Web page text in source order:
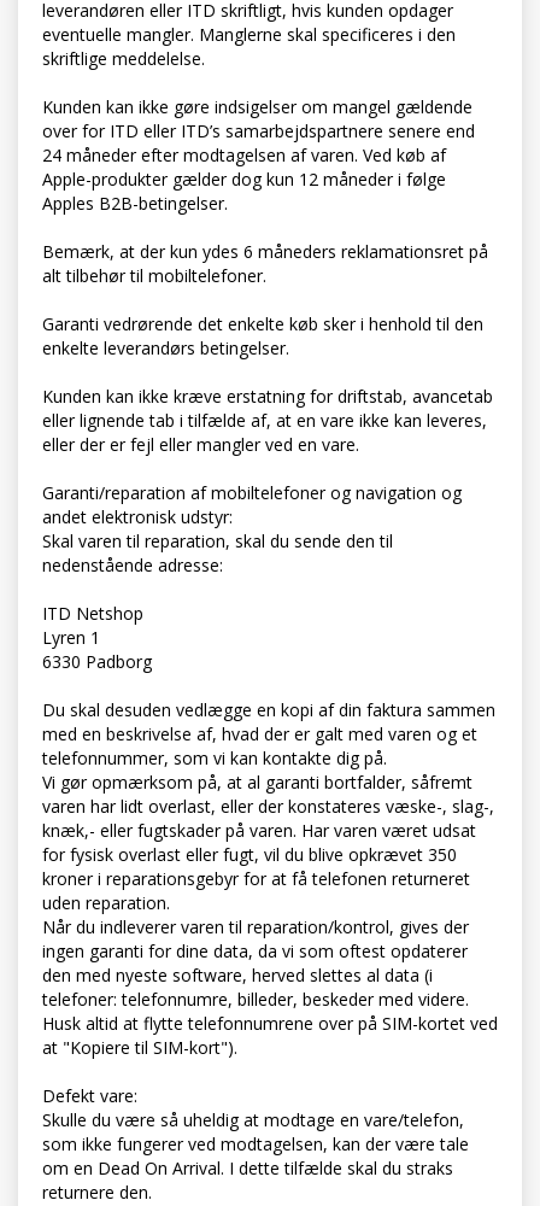
leverandøren eller ITD skriftligt, hvis kunden opdager
eventuelle mangler. Manglerne skal specificeres i den
skriftlige meddelelse.
Kunden kan ikke gøre indsigelser om mangel gældende
over for ITD eller ITD’s samarbejdspartnere senere end
24 måneder efter modtagelsen af varen. Ved køb af
Apple-produkter gælder dog kun 12 måneder i følge
Apples B2B-betingelser.
Bemærk, at der kun ydes 6 måneders reklamationsret på
alt tilbehør til mobiltelefoner.
Garanti vedrørende det enkelte køb sker i henhold til den
enkelte leverandørs betingelser.
Kunden kan ikke kræve erstatning for driftstab, avancetab
eller lignende tab i tilfælde af, at en vare ikke kan leveres,
eller der er fejl eller mangler ved en vare.
Garanti/reparation af mobiltelefoner og navigation og
andet elektronisk udstyr:
Skal varen til reparation, skal du sende den til
nedenstående adresse:
ITD Netshop
Lyren 1
6330 Padborg
Du skal desuden vedlægge en kopi af din faktura sammen
med en beskrivelse af, hvad der er galt med varen og et
telefonnummer, som vi kan kontakte dig på.
Vi gør opmærksom på, at al garanti bortfalder, såfremt
varen har lidt overlast, eller der konstateres væske-, slag-,
knæk,- eller fugtskader på varen. Har varen været udsat
for fysisk overlast eller fugt, vil du blive opkrævet 350
kroner i reparationsgebyr for at få telefonen returneret
uden reparation.
Når du indleverer varen til reparation/kontrol, gives der
ingen garanti for dine data, da vi som oftest opdaterer
den med nyeste software, herved slettes al data (i
telefoner: telefonnumre, billeder, beskeder med videre.
Husk altid at flytte telefonnumrene over på SIM-kortet ved
at "Kopiere til SIM-kort").
Defekt vare:
Skulle du være så uheldig at modtage en vare/telefon,
som ikke fungerer ved modtagelsen, kan der være tale
om en Dead On Arrival. I dette tilfælde skal du straks
returnere den.